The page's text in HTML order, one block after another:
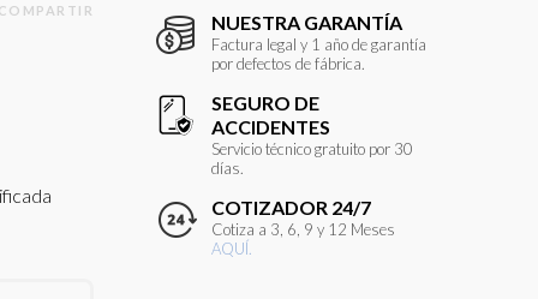
NUESTRA GARANTÍA
Factura legal y 1 año de garantía
por defectos de fábrica.
SEGURO DE
ACCIDENTES
Servicio técnico gratuito por 30
días.
COTIZADOR 24/7
Cotiza a 3, 6, 9 y 12 Meses
AQUÍ.